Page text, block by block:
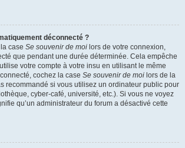
déconnecté ?
case Se souvenir de moi lors de votre connexion,
que pendant une durée déterminée. Cela empêche
votre compte à votre insu en utilisant le même
cochez la case Se souvenir de moi lors de la
recommandé si vous utilisez un ordinateur public pour
cyber-café, université, etc.). Si vous ne voyez
qu’un administrateur du forum a désactivé cette